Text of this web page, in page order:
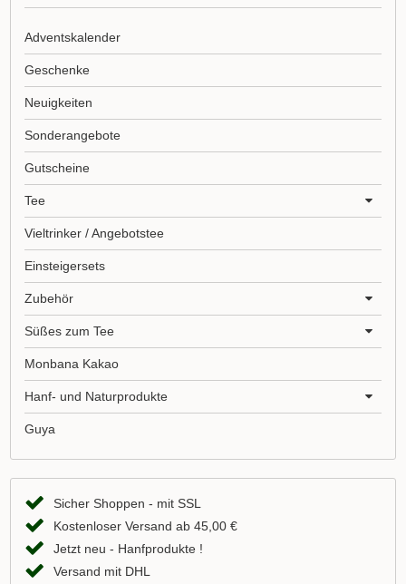
Adventskalender
Geschenke
Neuigkeiten
Sonderangebote
Gutscheine
Tee
Vieltrinker / Angebotstee
Einsteigersets
Zubehör
Süßes zum Tee
Monbana Kakao
Hanf- und Naturprodukte
Guya
Sicher Shoppen - mit SSL
Kostenloser Versand ab 45,00 €
Jetzt neu - Hanfprodukte !
Versand mit DHL